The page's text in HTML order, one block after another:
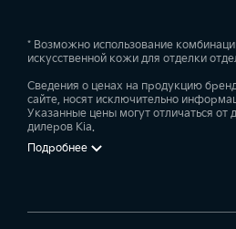
* Возможно использование
искусственной кожи для отделки
Сведения о ценах на продукцию
сайте, носят исключительно
Указанные цены могут отличаться от
дилеров Kia.
Подробнее